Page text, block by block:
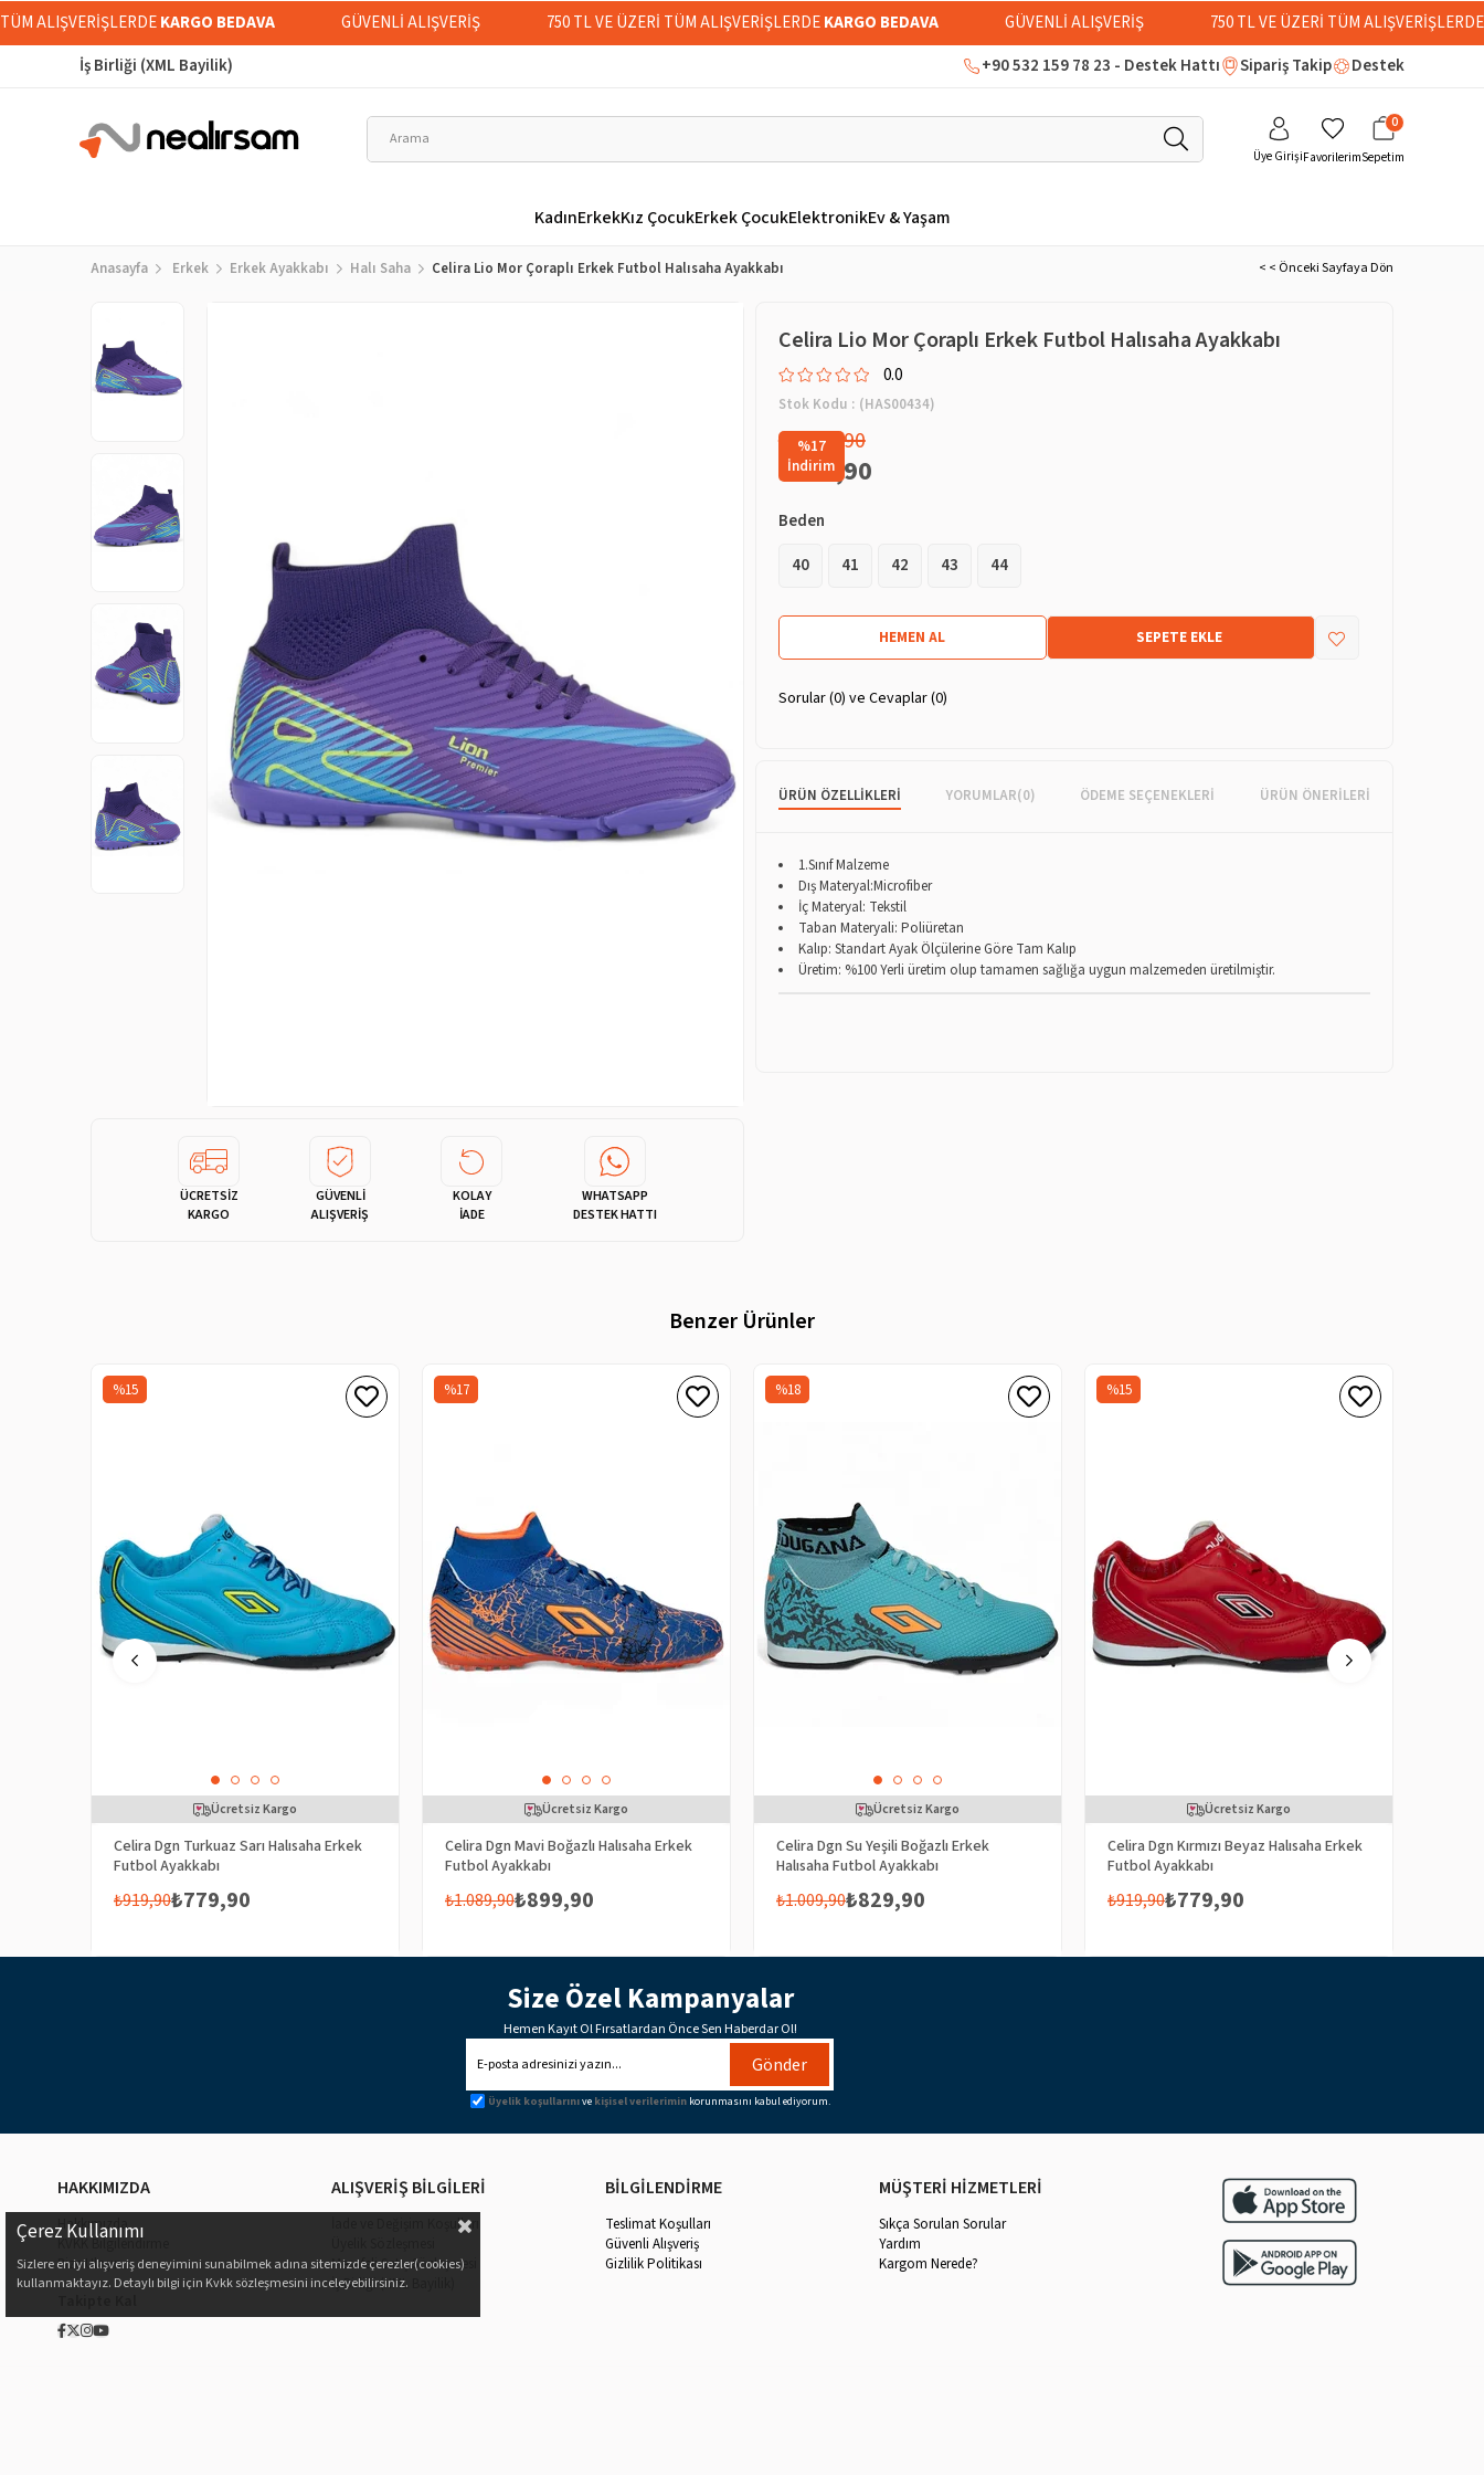
ALIŞVERİŞLERDEKARGO BEDAVA GÜVENLİ ALIŞVERİŞ 750 TL VE ÜZERİ TÜM ALIŞVERİŞLERDEKARGO BEDAVA GÜVENLİ ALIŞVERİŞ
750 TL VE ÜZERİ TÜM
İş Birliği (XML Bayilik)
+90 532 159 78 23 - Destek Hattı Sipariş Takip Destek
Üye GirişiFavorilerimSepetim
0
KadınErkekKız ÇocukErkek ÇocukElektronikEv & Yaşam
Anasayfa Erkek Erkek Ayakkabı Halı Saha Celira Lio Mor Çoraplı Erkek Futbol Halısaha Ayakkabı < < Önceki Sayfaya Dön
ÜCRETSİZ
KARGO
GÜVENLİ
ALIŞVERİŞ
KOLAY
İADE
WHATSAPP
DESTEK HATTI
Celira Lio Mor Çoraplı Erkek Futbol Halısaha Ayakkabı
0.0
Stok Kodu (HAS00434)
%17
İndirim
₺1.149,90
₺949,90
Beden
40
41 42 43 44
Sorular (0) ve Cevaplar (0)
ÜRÜN ÖZELLIKLERI YORUMLAR(0) ÖDEME SEÇENEKLERI ÜRÜN ÖNERILERI
1.Sınıf Malzeme
Dış Materyal:Microfiber
İç Materyal: Tekstil
Taban Materyali: Poliüretan
Kalıp: Standart Ayak Ölçülerine Göre Tam Kalıp
Üretim: %100 Yerli üretim olup tamamen sağlığa uygun malzemeden üretilmiştir.
Benzer Ürünler
Celira Dgn Turkuaz Sarı Halısaha Erkek
Futbol Ayakkabı
₺779,90
₺919,90
%15
Ücretsiz Kargo
Celira Dgn Mavi Boğazlı Halısaha Erkek
Futbol Ayakkabı
₺899,90
₺1.089,90
%17
Ücretsiz Kargo
Celira Dgn Su Yeşili Boğazlı Erkek
Halısaha Futbol Ayakkabı
₺829,90
₺1.009,90
%18
Ücretsiz Kargo
Celira Dgn Kırmızı Beyaz Halısaha Erkek
Futbol Ayakkabı
₺779,90
₺919,90
%15
Ücretsiz Kargo
Size Özel Kampanyalar
Hemen Kayıt Ol Fırsatlardan Önce Sen Haberdar Ol!
Gönder
Üyelik koşullarınıve kişisel verilerimin korunmasını kabul ediyorum.
HAKKIMIZDA
Hakkımızda
KVKK Bilgilendirme
Bize Ulaşın
ALIŞVERİŞ BİLGİLERİ
İade ve Değişim Koşulları
Mesafeli Satış Sözleşmesi
İş Birliği (XML Bayilik)
BİLGİLENDİRME
Teslimat Koşulları
Güvenli Alışveriş
Gizlilik Politikası
MÜŞTERİ HİZMETLERİ
Sıkça Sorulan Sorular
Yardım
Kargom Nerede?
Çerez Kullanımı
Sizlere en iyi alışveriş deneyimini sunabilmek adına sitemizde çerezler(cookies)
kullanmaktayız. Detaylı bilgi için Kvkk sözleşmesini inceleyebilirsiniz.